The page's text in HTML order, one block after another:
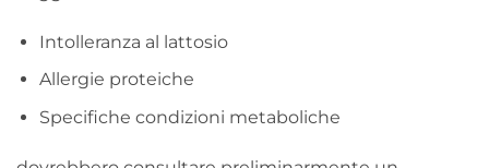
Intolleranza al lattosio
Allergie proteiche
Specifiche condizioni metaboliche